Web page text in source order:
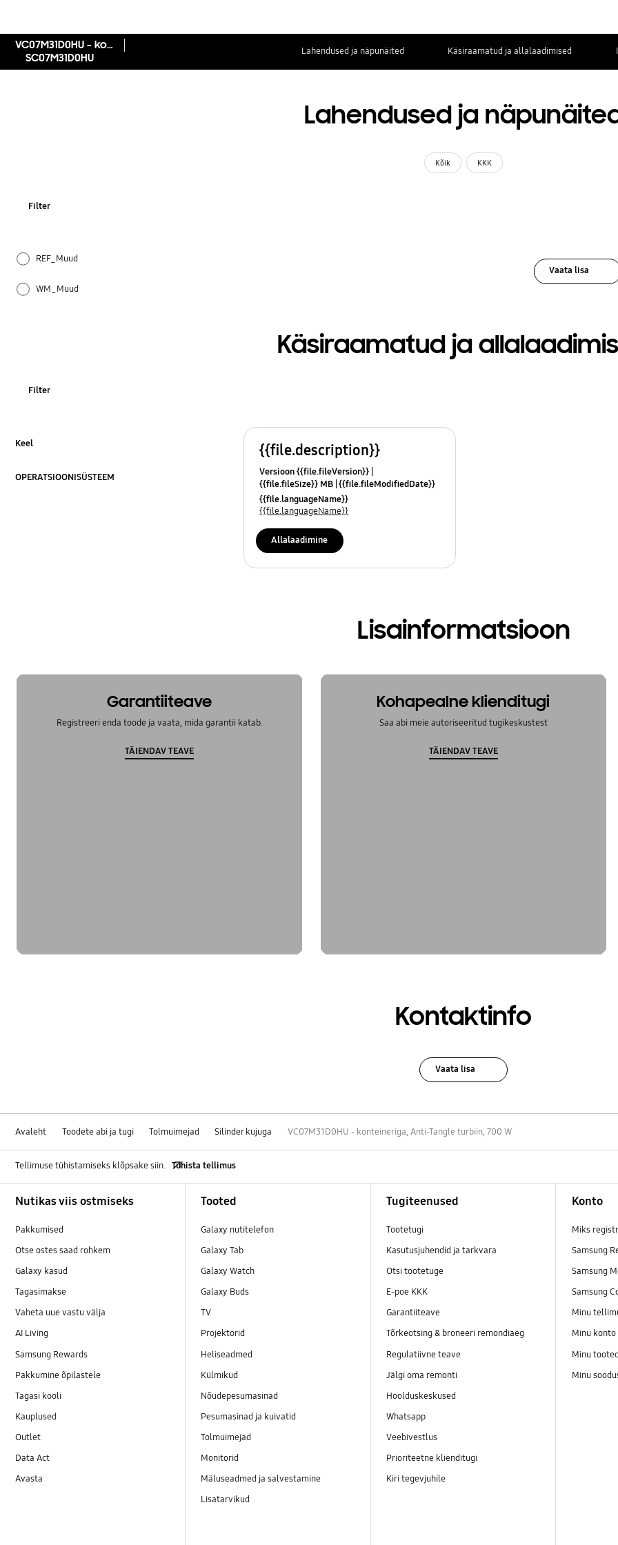
VC07M31D0HU - konteineriga, Anti-Tangle turbiin, 700 W
SC07M31D0HU
Lahendused ja näpunäited Käsiraamatud ja allalaadimised
Lahendused ja
Kõik KKK
Filter
REF_Muud
WM_Muud
Vaata lisa
Käsiraamatud ja
Filter
Keel
OPERATSIOONISÜSTEEM
{{file.description}}
Versioon {{file.fileVersion}}
{{file.fileSize}} MB {{file.fileModifiedDate}}
{{file.osNames}}
{{file.languageName}}
{{file.languageName}}
Allalaadimine
Lisainformatsioon
Garantiiteave
Registreeri enda toode ja vaata, mida garantii katab.
TÄIENDAV TEAVE
Kohapealne klienditugi
Saa abi meie autoriseeritud tugikeskustest
TÄIENDAV TEAVE
Kontaktinfo
Vaata lisa
Avaleht Toodete abi ja tugi Tolmuimejad Silinder kujuga VC07M31D0HU - konteineriga, Anti-Tangle turbiin, 700 W
Tellimuse tühistamiseks klõpsake siin. Tühista tellimus
Nutikas viis ostmiseks
Pakkumised
Otse ostes saad rohkem
Galaxy kasud
Tagasimakse
Vaheta uue vastu välja
AI Living
Samsung Rewards
Pakkumine õpilastele
Tagasi kooli
Kauplused
Outlet
Data Act
Avasta
Tooted
Galaxy nutitelefon
Galaxy Tab
Galaxy Watch
Galaxy Buds
TV
Projektorid
Heliseadmed
Külmikud
Nõudepesumasinad
Pesumasinad ja kuivatid
Tolmuimejad
Monitorid
Mäluseadmed ja salvestamine
Lisatarvikud
Tugiteenused
Tootetugi
Kasutusjuhendid ja tarkvara
Otsi tootetuge
E-poe KKK
Garantiiteave
Tõrkeotsing & broneeri remondiaeg
Regulatiivne teave
Jälgi oma remonti
Hoolduskeskused
Whatsapp
Veebivestlus
Prioriteetne klienditugi
Kiri tegevjuhile
Konto
Miks
Samsung
Samsung
Samsung
Minu
Minu konto
Minu
Minu